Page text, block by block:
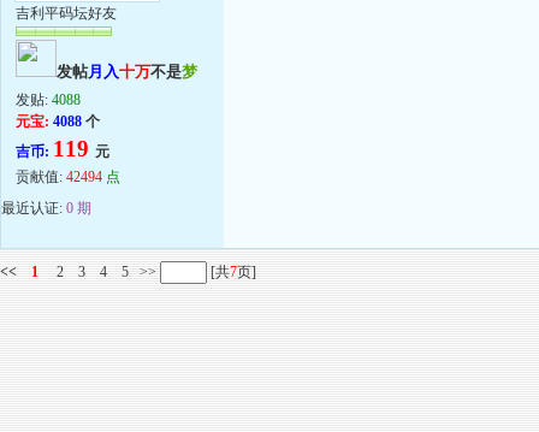
吉利平码坛好友
发帖月入十万不是梦
发贴: 4088
元宝: 4088 个
吉币: 119 元
贡献值: 42494 点
最近认证: 0 期
<< 1 2 3 4 5 >> [共7页]